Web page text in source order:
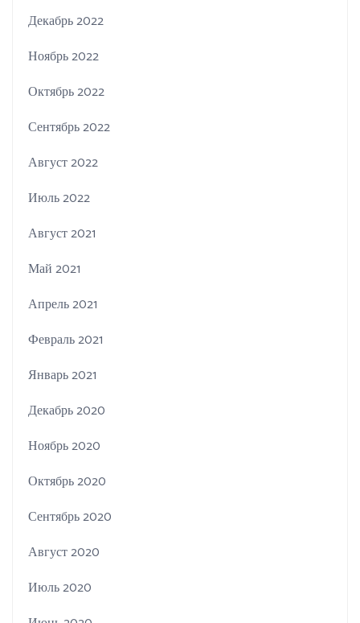
Декабрь 2022
Ноябрь 2022
Октябрь 2022
Сентябрь 2022
Август 2022
Июль 2022
Август 2021
Май 2021
Апрель 2021
Февраль 2021
Январь 2021
Декабрь 2020
Ноябрь 2020
Октябрь 2020
Сентябрь 2020
Август 2020
Июль 2020